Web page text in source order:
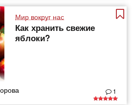
Мир вокруг нас
Как хранить свежие
яблоки?
1